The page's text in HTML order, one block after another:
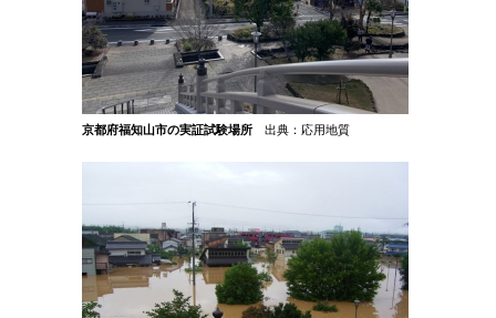
京都府福知山市の実証試験場所 出典：応用地質